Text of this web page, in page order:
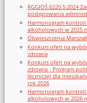
RGGIOŚ.6220.5.2024
postępowania
Harmonogram
alkoholowych w 2025
Obwieszczenia
Konkurs ofert na
zdrowia
Konkurs ofert na
zdrowia - Program
leczniczej dla
rok 2026
Harmonogram
alkoholowych w 2026